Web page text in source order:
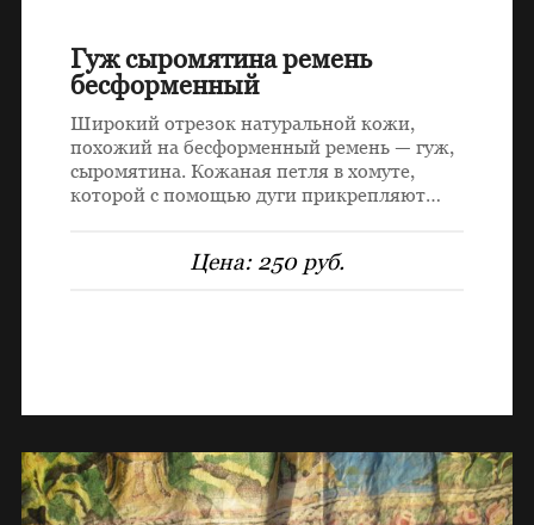
Гуж сыромятина ремень
бесформенный
Широкий отрезок натуральной кожи,
похожий на бесформенный ремень — гуж,
сыромятина. Кожаная петля в хомуте,
которой с помощью дуги прикрепляют…
Цена: 250 руб.